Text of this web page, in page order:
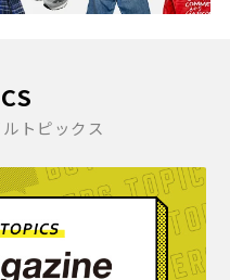
トピックス